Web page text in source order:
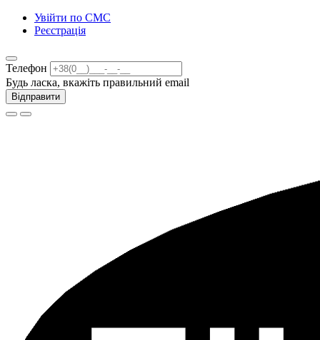
Увійти по СМС
Реєстрація
Телефон
Будь ласка, вкажіть правильний email
Відправити